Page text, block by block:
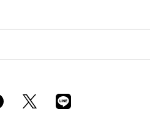
願いいたします。 ② お問い合わせ内容
容をご確認のうえ、指定の住所まで「着
ご注意ください。 1.到着から8日以上
経過した商品 2.使用済み、あるいはお